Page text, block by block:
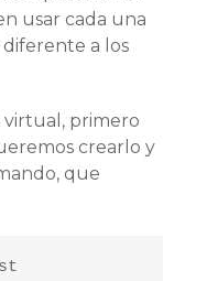
usar cada una
a los
primero
crearlo y
que